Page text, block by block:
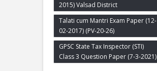
2015) Valsad District
Talati cum Mantri Exam Paper (12-
02-2017) (PV-20-26)
GPSC State Tax Inspector (STI)
Class 3 Question Paper (7-3-2021)